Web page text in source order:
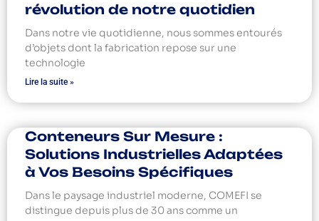
révolution de notre quotidien
Dans notre vie quotidienne, nous sommes entourés
d’objets dont la fabrication repose sur une
technologie
Lire la suite »
Conteneurs Sur Mesure :
Solutions Industrielles Adaptées
à Vos Besoins Spécifiques
Dans le paysage industriel moderne, COMEFI se
distingue depuis plus de 30 ans comme un